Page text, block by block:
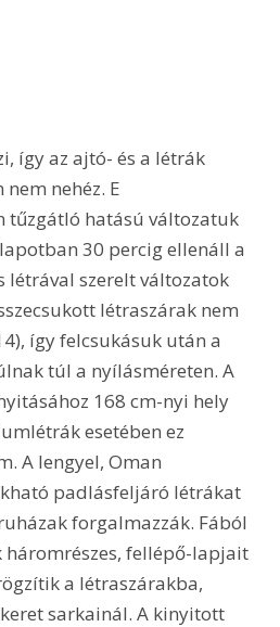
így az ajtó- és a létrák
nehéz. E
tűzgátló hatású változatuk
30 percig ellenáll a
létrával szerelt változatok
létraszárak nem
így felcsukásuk után a
túl a nyílásméreten. A
168 cm-nyi hely
esetében ez
A lengyel, Oman
padlásfeljáró létrákat
forgalmazzák. Fából
fellépő-lapjait
a létraszárakba,
sarkainál. A kinyitott